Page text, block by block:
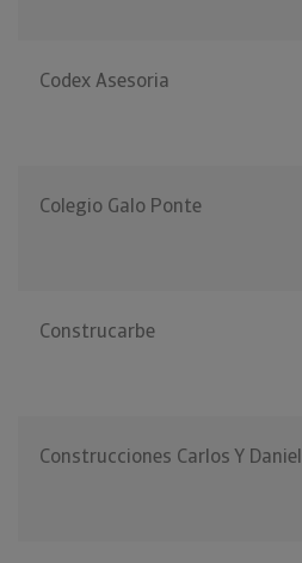
Codex Asesoria
Colegio Galo Ponte
Construcarbe
Construcciones Carlos Y Daniel